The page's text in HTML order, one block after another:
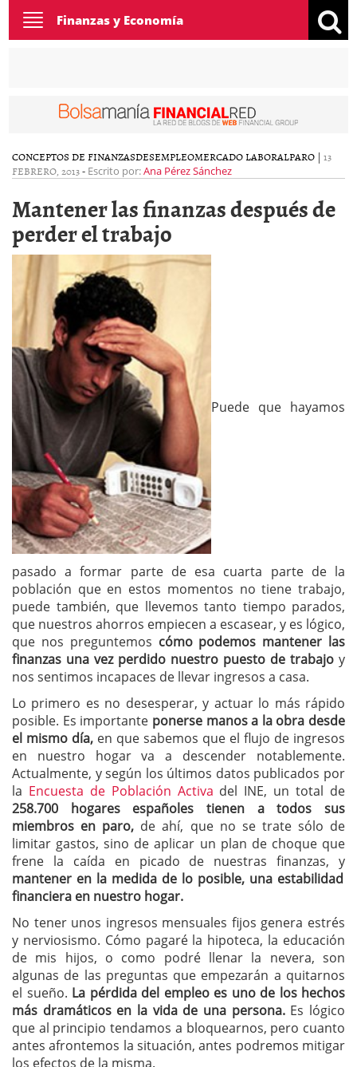
Toggle
navigation
Finanzas y Economía
CONCEPTOS DE FINANZASDESEMPLEOMERCADO LABORALPARO | 13
FEBRERO, 2013- Escrito por:Ana Pérez Sánchez
Mantener las finanzas después de
perder el trabajo
Puede que hayamos
pasado a formar parte de esa cuarta parte de la
población que en estos momentos no tiene trabajo,
puede también, que llevemos tanto tiempo parados,
que nuestros ahorros empiecen a escasear, y es lógico,
que nos preguntemos cómo podemos mantener las
finanzas una vez perdido nuestro puesto de trabajo y
nos sentimos incapaces de llevar ingresos a casa.
Lo primero es no desesperar, y actuar lo más rápido
posible. Es importante ponerse manos a la obra desde
el mismo día, en que sabemos que el flujo de ingresos
en nuestro hogar va a descender notablemente.
Actualmente, y según los últimos datos publicados por
la Encuesta de Población Activa del INE, un total de
258.700 hogares españoles tienen a todos sus
miembros en paro, de ahí, que no se trate sólo de
limitar gastos, sino de aplicar un plan de choque que
frene la caída en picado de nuestras finanzas, y
mantener en la medida de lo posible, una estabilidad
financiera en nuestro hogar.
No tener unos ingresos mensuales fijos genera estrés
y nerviosismo. Cómo pagaré la hipoteca, la educación
de mis hijos, o como podré llenar la nevera, son
algunas de las preguntas que empezarán a quitarnos
el sueño. La pérdida del empleo es uno de los hechos
más dramáticos en la vida de una persona.Es lógico
que al principio tendamos a bloquearnos, pero cuanto
antes afrontemos la situación, antes podremos mitigar
los efectos de la misma.